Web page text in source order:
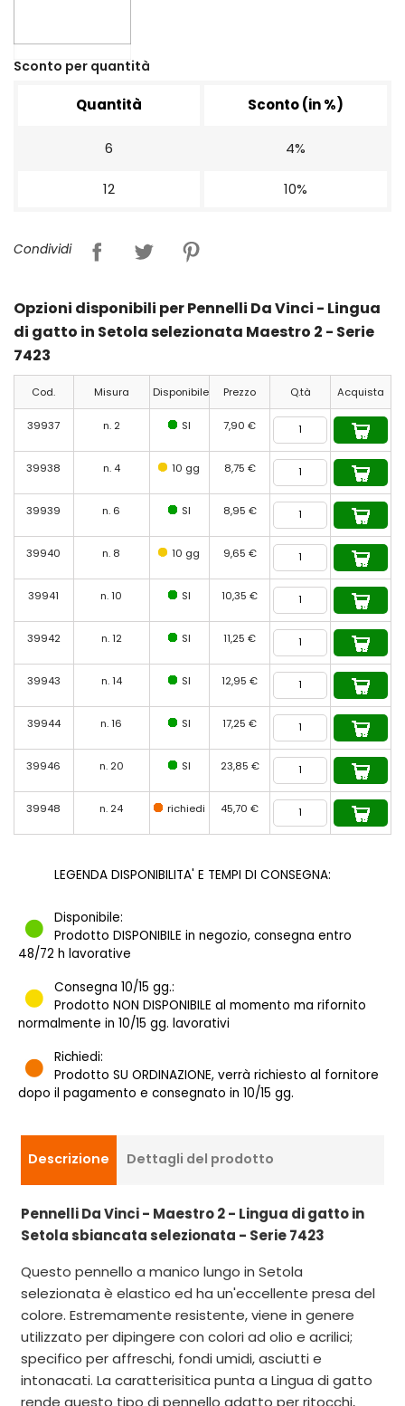
Sconto per quantità
Quantità Sconto (in %)
6 4%
12 10%
Condividi
Opzioni disponibili per Pennelli Da Vinci - Lingua
di gatto in Setola selezionata Maestro 2 - Serie
7423
Cod. Misura Disponibile Prezzo Q.tà Acquista
39937 n. 2 SI 7,90 €
39938 n. 4 10 gg 8,75 €
39939 n. 6 SI 8,95 €
39940 n. 8 10 gg 9,65 €
39941 n. 10 SI 10,35 €
39942 n. 12 SI 11,25 €
39943 n. 14 SI 12,95 €
39944 n. 16 SI 17,25 €
39946 n. 20 SI 23,85 €
39948 n. 24 richiedi 45,70 €
LEGENDA DISPONIBILITA' E TEMPI DI CONSEGNA:
Disponibile:
Prodotto DISPONIBILE in negozio, consegna entro
48/72 h lavorative
Consegna 10/15 gg.:
Prodotto NON DISPONIBILE al momento ma rifornito
normalmente in 10/15 gg. lavorativi
Richiedi:
Prodotto SU ORDINAZIONE, verrà richiesto al fornitore
dopo il pagamento e consegnato in 10/15 gg.
Descrizione Dettagli del prodotto
Pennelli Da Vinci - Maestro 2 - Lingua di gatto in
Setola sbiancata selezionata - Serie 7423
Questo pennello a manico lungo in Setola
selezionata è elastico ed ha un'eccellente presa del
colore. Estremamente resistente, viene in genere
utilizzato per dipingere con colori ad olio e acrilici;
specifico per affreschi, fondi umidi, asciutti e
intonacati. La caratterisitica punta a Lingua di gatto
rende questo tipo di pennello adatto per ritocchi,